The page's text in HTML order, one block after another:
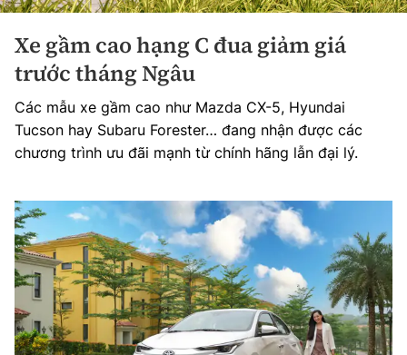
Xe gầm cao hạng C đua giảm giá
trước tháng Ngâu
Các mẫu xe gầm cao như Mazda CX-5, Hyundai
Tucson hay Subaru Forester… đang nhận được các
chương trình ưu đãi mạnh từ chính hãng lẫn đại lý.